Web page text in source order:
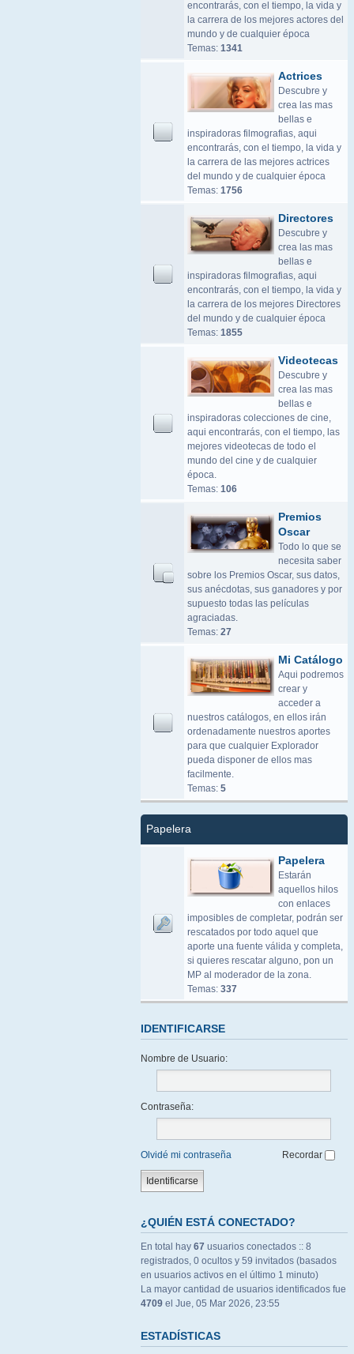
encontrarás, con el tiempo, la vida y
la carrera de los mejores actores del
mundo y de cualquier época
Temas: 1341
Actrices
Descubre y
crea las mas
bellas e
inspiradoras filmografias, aqui
encontrarás, con el tiempo, la vida y
la carrera de las mejores actrices
del mundo y de cualquier época
Temas: 1756
Directores
Descubre y
crea las mas
bellas e
inspiradoras filmografias, aqui
encontrarás, con el tiempo, la vida y
la carrera de los mejores Directores
del mundo y de cualquier época
Temas: 1855
Videotecas
Descubre y
crea las mas
bellas e
inspiradoras colecciones de cine,
aqui encontrarás, con el tiempo, las
mejores videotecas de todo el
mundo del cine y de cualquier
época.
Temas: 106
Premios
Oscar
Todo lo que se
necesita saber
sobre los Premios Oscar, sus datos,
sus anécdotas, sus ganadores y por
supuesto todas las películas
agraciadas.
Temas: 27
Mi Catálogo
Aqui podremos
crear y
acceder a
nuestros catálogos, en ellos irán
ordenadamente nuestros aportes
para que cualquier Explorador
pueda disponer de ellos mas
facilmente.
Temas: 5
Papelera
Papelera
Estarán
aquellos hilos
con enlaces
imposibles de completar, podrán ser
rescatados por todo aquel que
aporte una fuente válida y completa,
si quieres rescatar alguno, pon un
MP al moderador de la zona.
Temas: 337
IDENTIFICARSE
Nombre de Usuario:
Contraseña:
Olvidé mi contraseña Recordar
¿QUIÉN ESTÁ CONECTADO?
En total hay 67 usuarios conectados :: 8
registrados, 0 ocultos y 59 invitados (basados
en usuarios activos en el último 1 minuto)
La mayor cantidad de usuarios identificados fue
4709 el Jue, 05 Mar 2026, 23:55
ESTADÍSTICAS